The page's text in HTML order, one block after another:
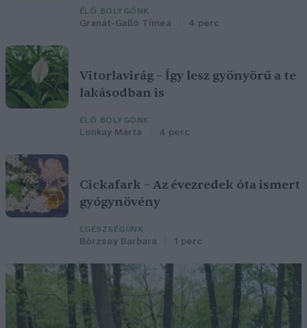
ÉLŐ BOLYGÓNK
Granát-Galló Tímea 4 perc
Vitorlavirág – Így lesz gyönyörű a te
lakásodban is
ÉLŐ BOLYGÓNK
Lonkay Márta 4 perc
Cickafark – Az évezredek óta ismert
gyógynövény
EGÉSZSÉGÜNK
Börzsey Barbara 1 perc